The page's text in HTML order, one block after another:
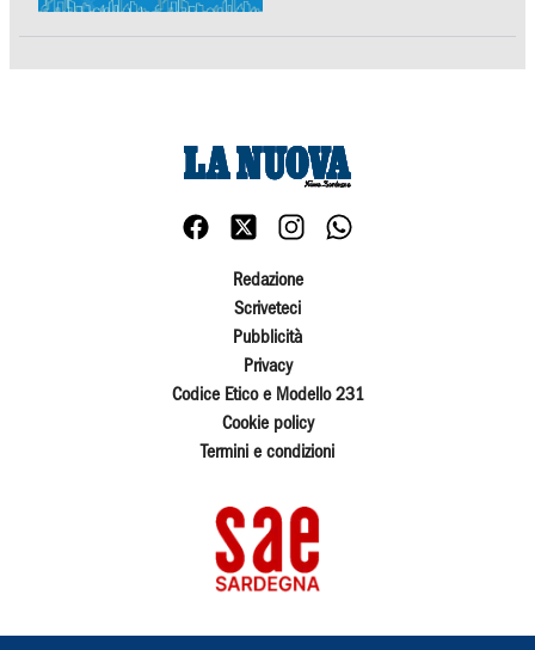
Redazione
Scriveteci
Pubblicità
Privacy
Codice Etico e Modello 231
Cookie policy
Termini e condizioni